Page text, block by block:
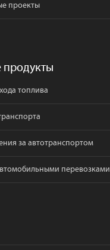
проекты
продукты
топлива
за автотранспортом
перевозками